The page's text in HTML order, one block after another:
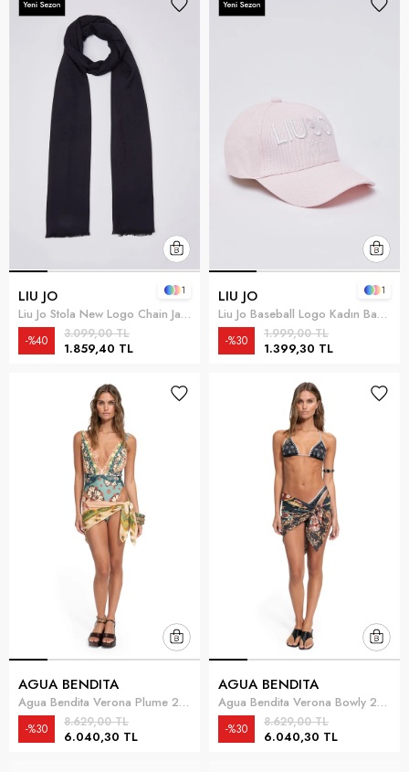
LIU JO
Liu Jo Stola New Logo Chain Jacq Kadın Şal Siyah
1.859,40 TL
3.099,00 TL
%40
1 LIU JO
Liu Jo Baseball Logo Kadın Baseball Şapka Pembe
1.399,30 TL
1.999,00 TL
%30
1
AGUA BENDITA
Agua Bendita Verona Plume 20685 Kadın Şal Çok Renkli
6.040,30 TL
8.629,00 TL
%30
AGUA BENDITA
Agua Bendita Verona Bowly 20625 Kadın Şal Çok Renkli
6.040,30 TL
8.629,00 TL
%30